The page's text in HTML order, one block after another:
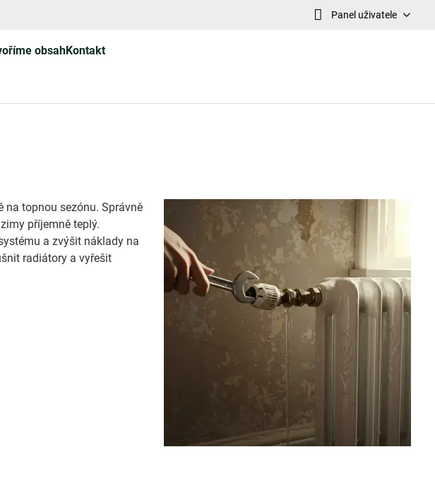
Panel uživatele
obsahKontakt
na topnou sezónu. Správně
příjemně teplý.
a zvýšit náklady na
radiátory a vyřešit